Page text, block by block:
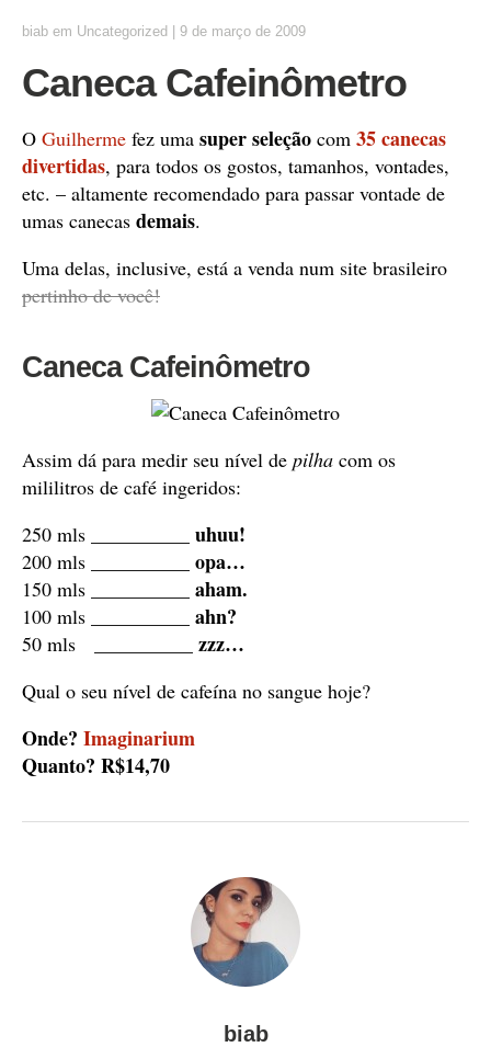
biab em Uncategorized 9 de março de 2009
Caneca Cafeinômetro
O Guilherme fez uma super seleção com 35 canecas
divertidas, para todos os gostos, tamanhos, vontades,
etc. – altamente recomendado para passar vontade de
umas canecas demais.
Uma delas, inclusive, está a venda num site brasileiro
pertinho de você!
Caneca Cafeinômetro
Assim dá para medir seu nível de pilha com os
mililitros de café ingeridos:
250 mls __________ uhuu!
200 mls __________ opa…
150 mls __________ aham.
100 mls __________ ahn?
50 mls __________ zzz…
Qual o seu nível de cafeína no sangue hoje?
Onde? Imaginarium
Quanto? R$14,70
biab